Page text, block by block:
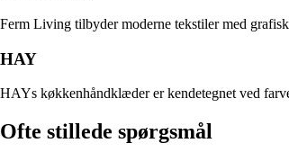
Ferm Living tilbyder moderne tekstiler med
HAY
HAYs køkkenhåndklæder er kendetegnet ved
Ofte stillede spørgsmål